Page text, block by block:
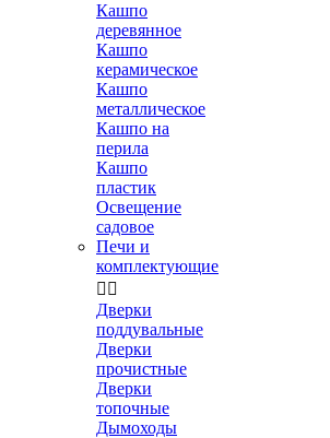
Кашпо
деревянное
Кашпо
керамическое
Кашпо
металлическое
Кашпо на
перила
Кашпо
пластик
Освещение
садовое
Печи и
комплектующие
 
Дверки
поддувальные
Дверки
прочистные
Дверки
топочные
Дымоходы